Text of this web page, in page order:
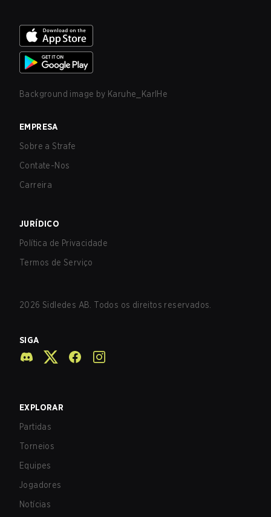
Background image by Karuhe_KarlHe
EMPRESA
Sobre a Strafe
Contate-Nos
Carreira
JURÍDICO
Política de Privacidade
Termos de Serviço
2026 Sidledes AB. Todos os direitos reservados.
SIGA
EXPLORAR
Partidas
Torneios
Equipes
Jogadores
Notícias